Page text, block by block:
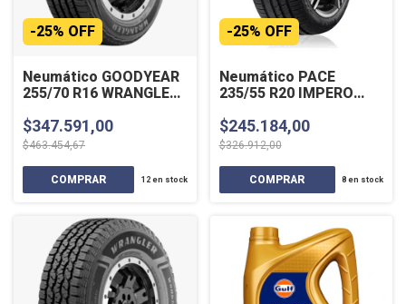
Neumático GOODYEAR
255/70 R16 WRANGLER
-25% OFF
$347.591,00
$463.454,67
12en stock
Neumático PACE
235/55 R20 IMPERO
-25% OFF
$245.184,00
$326.912,00
8 en stock